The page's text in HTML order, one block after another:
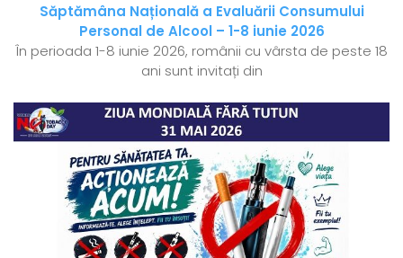
Săptămâna Națională a Evaluării Consumului
Personal de Alcool – 1-8 iunie 2026
În perioada 1-8 iunie 2026, românii cu vârsta de peste 18
ani sunt invitați din